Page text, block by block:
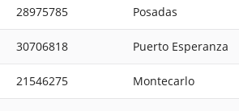
28975785 Posadas
30706818 Puerto Esperanza
21546275 Montecarlo